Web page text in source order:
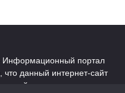
Информационный портал
данный интернет-сайт
характер.